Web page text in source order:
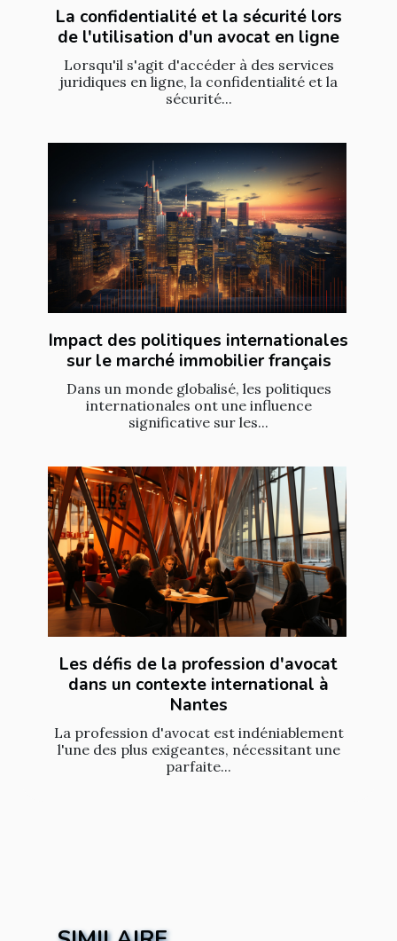
La confidentialité et la sécurité lors
de l'utilisation d'un avocat en ligne
Lorsqu'il s'agit d'accéder à des services
juridiques en ligne, la confidentialité et la
sécurité...
Impact des politiques internationales
sur le marché immobilier français
Dans un monde globalisé, les politiques
internationales ont une influence
significative sur les...
Les défis de la profession d'avocat
dans un contexte international à
Nantes
La profession d'avocat est indéniablement
l'une des plus exigeantes, nécessitant une
parfaite...